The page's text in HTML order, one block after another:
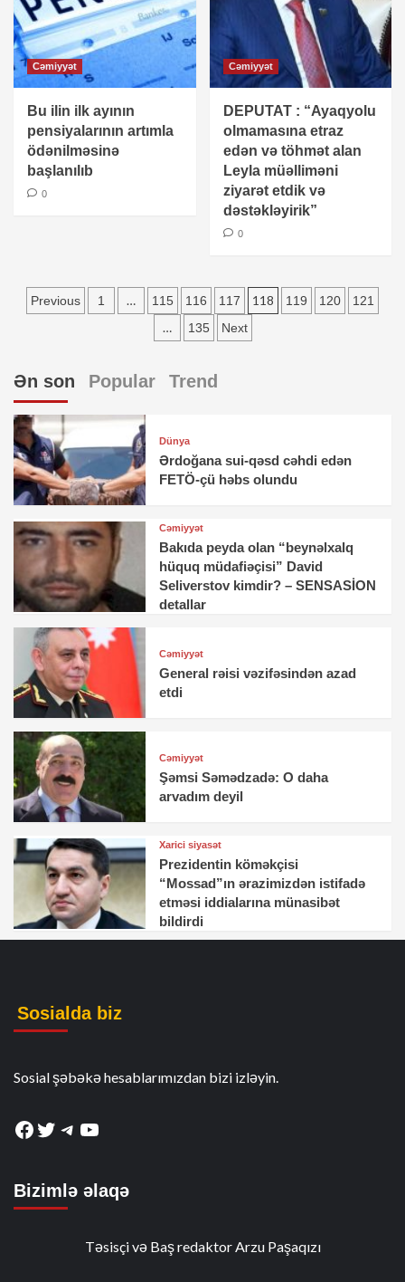
Cəmiyyət
Bu ilin ilk ayının
pensiyalarının artımla
ödənilməsinə
başlanılıb
0
Cəmiyyət
DEPUTAT : “Ayaqyolu
olmamasına etraz
edən və töhmət alan
Leyla müəlliməni
ziyarət etdik və
dəstəkləyirik”
0
Yazı
sayfalandırması
Previous 1 … 115 116 117 118 119 120 121
… 135 Next
Ən son Popular Trend
Dünya
Ərdoğana sui-qəsd cəhdi edən
FETÖ-çü həbs olundu
Cəmiyyət
Bakıda peyda olan “beynəlxalq
hüquq müdafiəçisi” David
Seliverstov kimdir? – SENSASİON
detallar
Cəmiyyət
General rəisi vəzifəsindən azad
etdi
Cəmiyyət
Şəmsi Səmədzadə: O daha
arvadım deyil
Xarici siyasət
Prezidentin köməkçisi
“Mossad”ın ərazimizdən istifadə
etməsi iddialarına münasibət
bildirdi
Sosialda biz
Sosial şəbəkə hesablarımızdan bizi izləyin.
Facebook
Twitter
Telegram
YouTube
Bizimlə əlaqə
Təsisçi və Baş redaktor Arzu Paşaqızı